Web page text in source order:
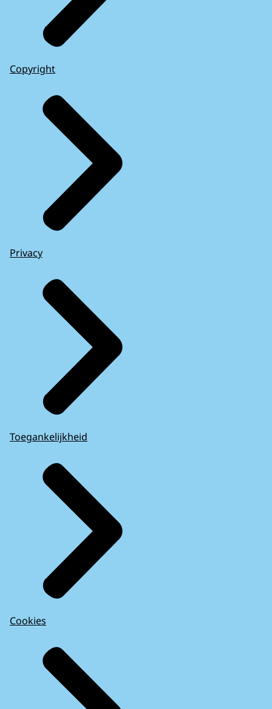
Copyright
Privacy
Toegankelijkheid
Cookies